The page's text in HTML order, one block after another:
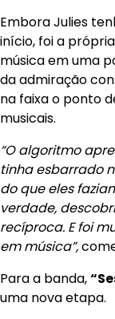
Embora Julies
início, foi a própria
música em uma
da admiração
na faixa o ponto
musicais.
“O algoritmo
tinha esbarrado
do que eles
verdade,
recíproca. E foi
em música”,
Para a banda,
uma nova etapa.